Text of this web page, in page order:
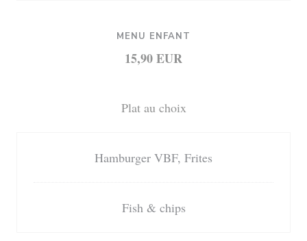
MENU ENFANT
15,90 EUR
Plat au choix
Hamburger VBF, Frites
Fish & chips